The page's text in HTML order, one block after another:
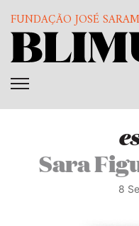
FUNDAÇÃO JOSÉ
Sara
8